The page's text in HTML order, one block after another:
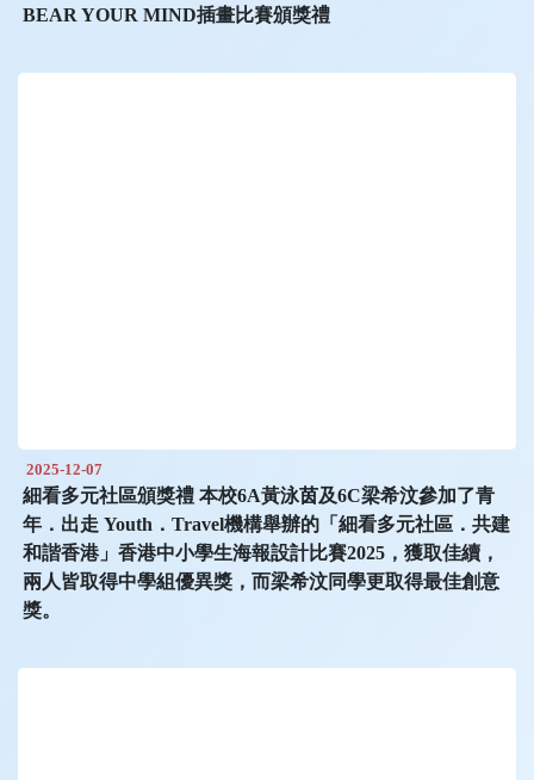
BEAR YOUR MIND插畫比賽頒獎禮
2025-12-07
細看多元社區頒獎禮 本校6A黃泳茵及6C梁希汶參加了青
年．出走 Youth．Travel機構舉辦的「細看多元社區．共建
和諧香港」香港中小學生海報設計比賽2025，獲取佳續，
兩人皆取得中學組優異獎，而梁希汶同學更取得最佳創意
獎。